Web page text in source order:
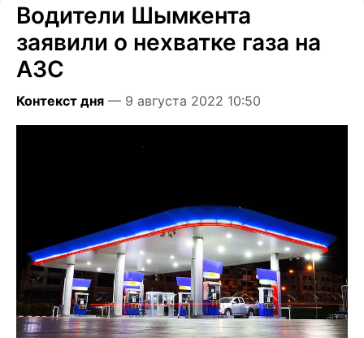
Водители Шымкента
заявили о нехватке газа на
АЗС
Контекст дня — 9 августа 2022 10:50